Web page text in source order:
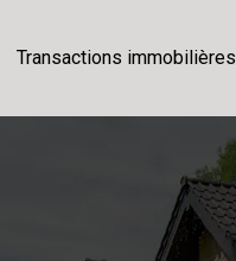
Transactions immobilières